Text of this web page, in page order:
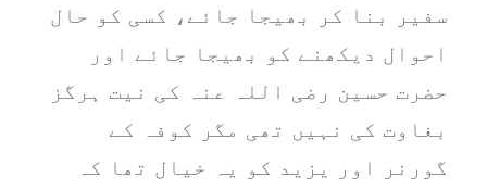
سفیر بنا کر بھیجا جائے، کسی کو حال
احوال دیکھنے کو بھیجا جائے اور
حضرت حسین رضی اللہ عنہ کی نیت ہرگز
بغاوت کی نہیں تھی مگر کوفہ کے
گورنر اور یزید کو یہ خیال تھا کہ